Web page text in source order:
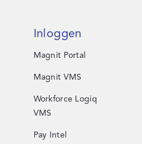
Inloggen
Magnit Portal
Magnit VMS
Workforce Logiq
VMS
Pay Intel